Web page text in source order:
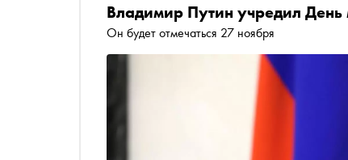
Владимир Путин учредил
Он будет отмечаться 27 ноября